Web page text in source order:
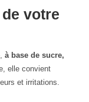
votre
, à base de sucre,
elle convient
et irritations.